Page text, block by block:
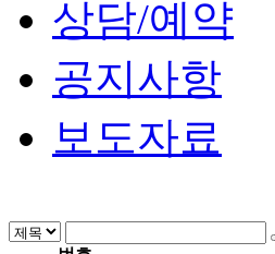
상담/예약
공지사항
보도자료